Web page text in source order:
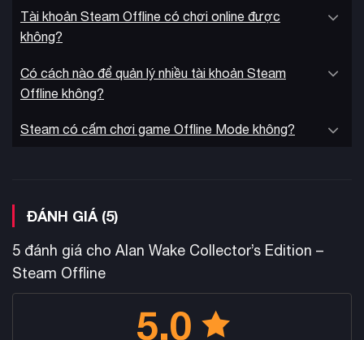
Phiên bản PC Enhanced mang đến
với độ phân giải 4K, hỗ trợ chuột bàn phím hoặc tay cầm,
engine đa luồng tận dụng CPU 4 nhân và tương thích với màn
hình AMD Eyefinity 3D. Game còn bao gồm hai DLC mở rộng
“The Signal” và “The Writer” để hoàn thiện câu chuyện.
Ưu điểm nổi bật của KAMIKEY – Shop game bản quyền
Mang lại trải nghiệm chơi game bản quyền an toàn với
mức giá dễ tiếp cận
Phương thức chơi game bản quyền an toàn và tiết kiệm
(giá rẻ) nhất
Đây là tài khoản Steam sẵn game, chỉ cần đăng nhập và
Tài khoản Steam Offline có chơi online được
không?
Có cách nào để quản lý nhiều tài khoản Steam
Offline không?
Steam có cấm chơi game Offline Mode không?
ĐÁNH GIÁ (5)
5 đánh giá cho Alan Wake Collector’s Edition –
Steam Offline
5.0